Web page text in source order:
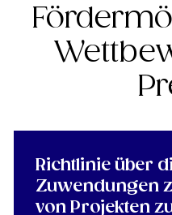
Richtlinie über
Zuwendungen
von Projekten